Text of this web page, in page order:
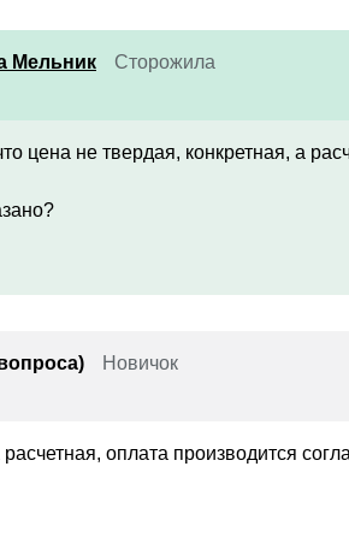
Мельник Сторожила
цена не твердая, конкретная, а
Новичок
оплата производится